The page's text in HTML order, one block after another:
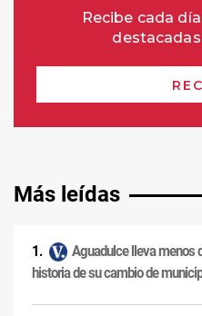
Más leídas
Aguadulce lleva menos
historia de su cambio de